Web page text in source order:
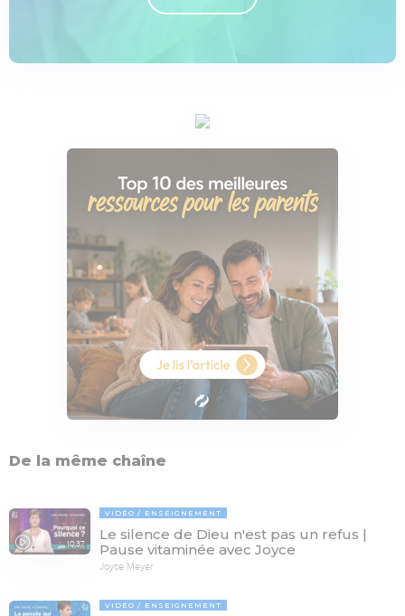
De la même chaîne
10:37
VIDÉO ENSEIGNEMENT
Le silence de Dieu n'est pas un refus |
Pause vitaminée avec Joyce
Joyce Meyer
VIDÉO ENSEIGNEMENT